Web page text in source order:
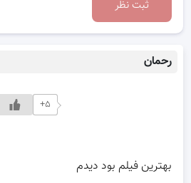
ثبت نظر
رحمان
+۵
بهترین فیلم بود دیدم